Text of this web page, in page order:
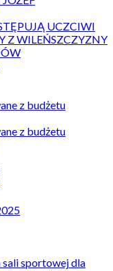
UCZCIWI
Z WILEŃSZCZYZNY
z budżetu
z budżetu
sportowej dla